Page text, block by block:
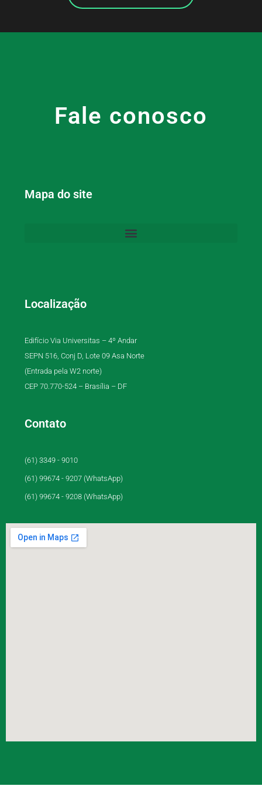
Fale conosco
Mapa do site
Localização
Edifício Via Universitas – 4º Andar
SEPN 516, Conj D, Lote 09 Asa Norte
(Entrada pela W2 norte)
CEP 70.770-524 – Brasília – DF
Contato
(61) 3349 - 9010
(61) 99674 - 9207 (WhatsApp)
(61) 99674 - 9208 (WhatsApp)